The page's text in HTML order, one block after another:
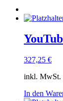
327,25 €
inkl. MwSt.
In den